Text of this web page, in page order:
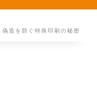
造を防ぐ特殊印刷の秘密